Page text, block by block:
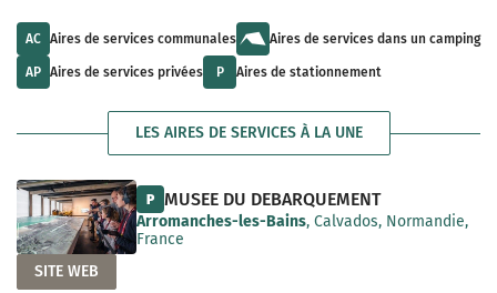
i
l
b
l
t
s
v
a
a
e
l
t
a
v
l
l
e
AC Aires de services communales Aires de services dans un camping
AP Aires de services privées P Aires de stationnement
LES AIRES DE SERVICES À LA UNE
P MUSEE DU DEBARQUEMENT
Arromanches-les-Bains, Calvados, Normandie,
France
SITE WEB